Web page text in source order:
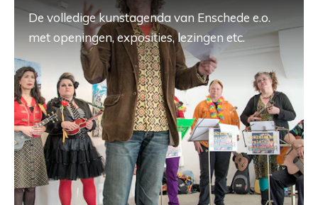
De volledige kunstagenda van Enschede e.o.
met openingen, exposities, lezingen etc.